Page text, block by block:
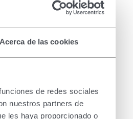
Acerca de las cookies
de redes sociales
nuestros partners de
les haya proporcionado o
contracte
de noves solucions